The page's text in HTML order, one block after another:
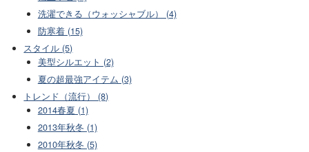
洗濯できる（ウォッシャブル） (4)
防寒着 (15)
スタイル (5)
美型シルエット (2)
夏の超最強アイテム (3)
トレンド（流行） (8)
2014春夏 (1)
2013年秋冬 (1)
2010年秋冬 (5)